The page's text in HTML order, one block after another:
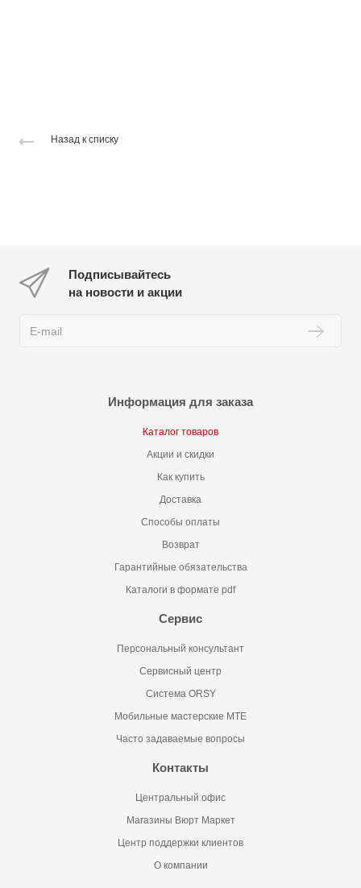
Назад к списку
Подписывайтесь
на новости и акции
Информация для заказа
Каталог товаров
Акции и скидки
Как купить
Доставка
Способы оплаты
Возврат
Гарантийные обязательства
Каталоги в формате pdf
Сервис
Персональный консультант
Сервисный центр
Система ORSY
Мобильные мастерские MTE
Часто задаваемые вопросы
Контакты
Центральный офис
Магазины Вюрт Маркет
Центр поддержки клиентов
О компании